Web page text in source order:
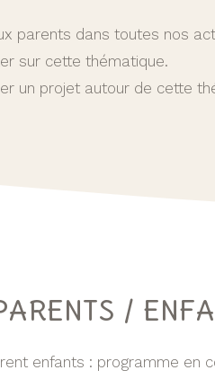
parents dans toutes nos
sur cette thématique.
un projet autour de cette
/
enfants : programme en